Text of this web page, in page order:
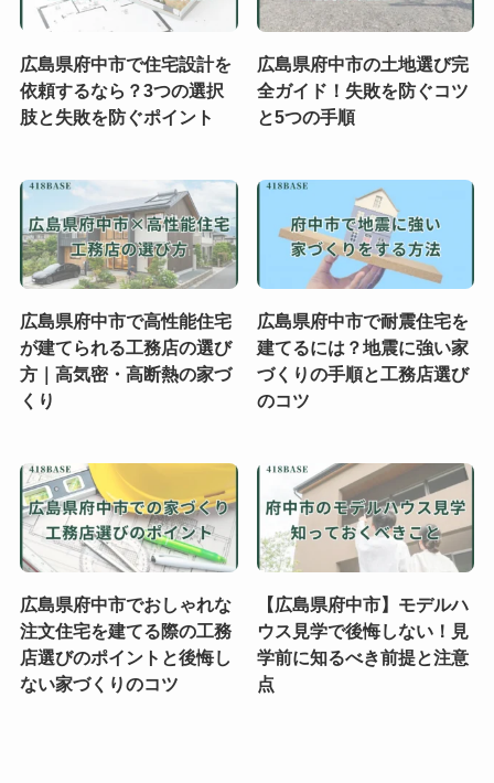
広島県府中市で住宅設計を
依頼するなら？3つの選択
肢と失敗を防ぐポイント
広島県府中市の土地選び完
全ガイド！失敗を防ぐコツ
と5つの手順
広島県府中市で高性能住宅
が建てられる工務店の選び
方｜高気密・高断熱の家づ
くり
広島県府中市で耐震住宅を
建てるには？地震に強い家
づくりの手順と工務店選び
のコツ
広島県府中市でおしゃれな
注文住宅を建てる際の工務
店選びのポイントと後悔し
ない家づくりのコツ
【広島県府中市】モデルハ
ウス見学で後悔しない！見
学前に知るべき前提と注意
点